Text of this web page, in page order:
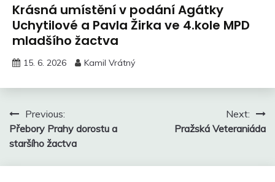
Krásná umístění v podání Agátky
Uchytilové a Pavla Žirka ve 4.kole MPD
mladšího žactva
15. 6. 2026 Kamil Vrátný
Navigace
pro
příspěvek
Previous:
Přebory Prahy dorostu a
staršího žactva
Next:
Pražská Veteraniáda